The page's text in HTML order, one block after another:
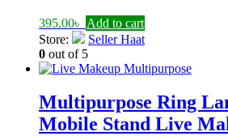
395.00৳ Add to cart
Store:
Seller Haat
0 out of 5
Multipurpose Ring
Mobile Stand Live